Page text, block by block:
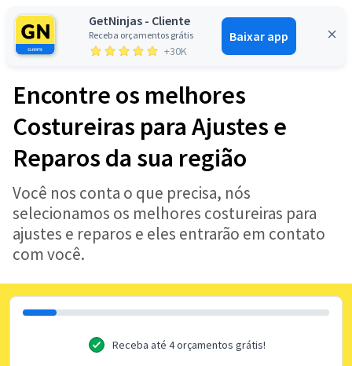
GetNinjas - Cliente
Receba orçamentos grátis
+30K
Baixar app
Entrar
Encontre os melhores
Costureiras para Ajustes e
Reparos da sua região
Você nos conta o que precisa, nós
selecionamos os melhores costureiras para
ajustes e reparos e eles entrarão em contato
com você.
Receba até 4 orçamentos grátis!